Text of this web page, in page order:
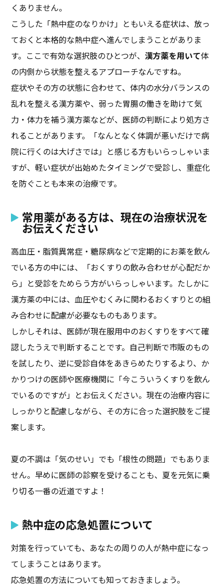
くありません。
こうした「熱中症のなりかけ」ともいえる症状は、放っ
ておくと本格的な熱中症へ進んでしまうことがありま
す。ここで有効な選択肢のひとつが、漢方薬を用いて体
の内側から状態を整えるアプローチなんですね。
症状やその方の状態に合わせて、体内の水分バランスの
乱れを整える漢方薬や、弱った胃腸の働きを助けて気
力・体力を補う漢方薬などが、医師の判断により処方さ
れることがあります。「なんとなく体調が悪いだけで病
院に行くのは大げさでは」と感じる方もいらっしゃいま
すが、軽い症状が出始めたタイミングで受診し、重症化
を防ぐことも本来の治療です。
常用薬がある方は、現在の治療状況を
お伝えください
高血圧・脂質異常症・糖尿病などで定期的にお薬を飲ん
でいる方の中には、「おくすりの飲み合わせが心配だか
ら」と受診をためらう方がいらっしゃいます。たしかに
漢方薬の中には、血圧やむくみに関わるおくすりとの組
み合わせに配慮が必要なものもあります。
しかしそれは、医師が現在服用中のおくすりをすべて確
認したうえで判断することです。自己判断で市販のもの
を試したり、逆に受診自体をあきらめたりするより、か
かりつけの医師や医療機関に「今こういうくすりを飲ん
でいるのですが」とお伝えください。現在の治療内容に
しっかりと配慮しながら、その方に合った選択肢をご提
案します。
夏の不調は「気のせい」でも「根性の問題」でもありま
せん。早めに医師の診察を受けることも、夏を元気に乗
り切る一番の近道ですよ！
熱中症の応急処置について
対策を行っていても、あなたの周りの人が熱中症になっ
てしまうことはあります。
応急処置の方法についても知っておきましょう。